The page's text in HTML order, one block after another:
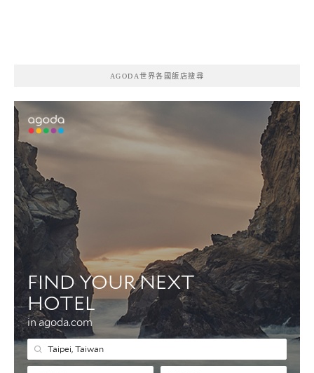
AGODA世界各國飯店搜尋